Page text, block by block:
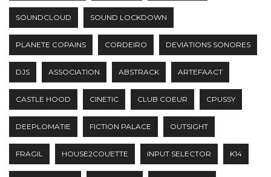
SOUNDCLOUD SOUND LOCKDOWN
PLANETE COPAINS CORDEIRO DEVIATIONS SONORES
DJS ASSOCIATION ABSTRACK ARTEFAACT
CASTLE HOOD CINETIC CLUB COEUR CPUSSY
DEEPLOMATIE FICTION PALACE OUTSIGHT
FRAGIL HOUSE2COUETTE INPUT SELECTOR K14